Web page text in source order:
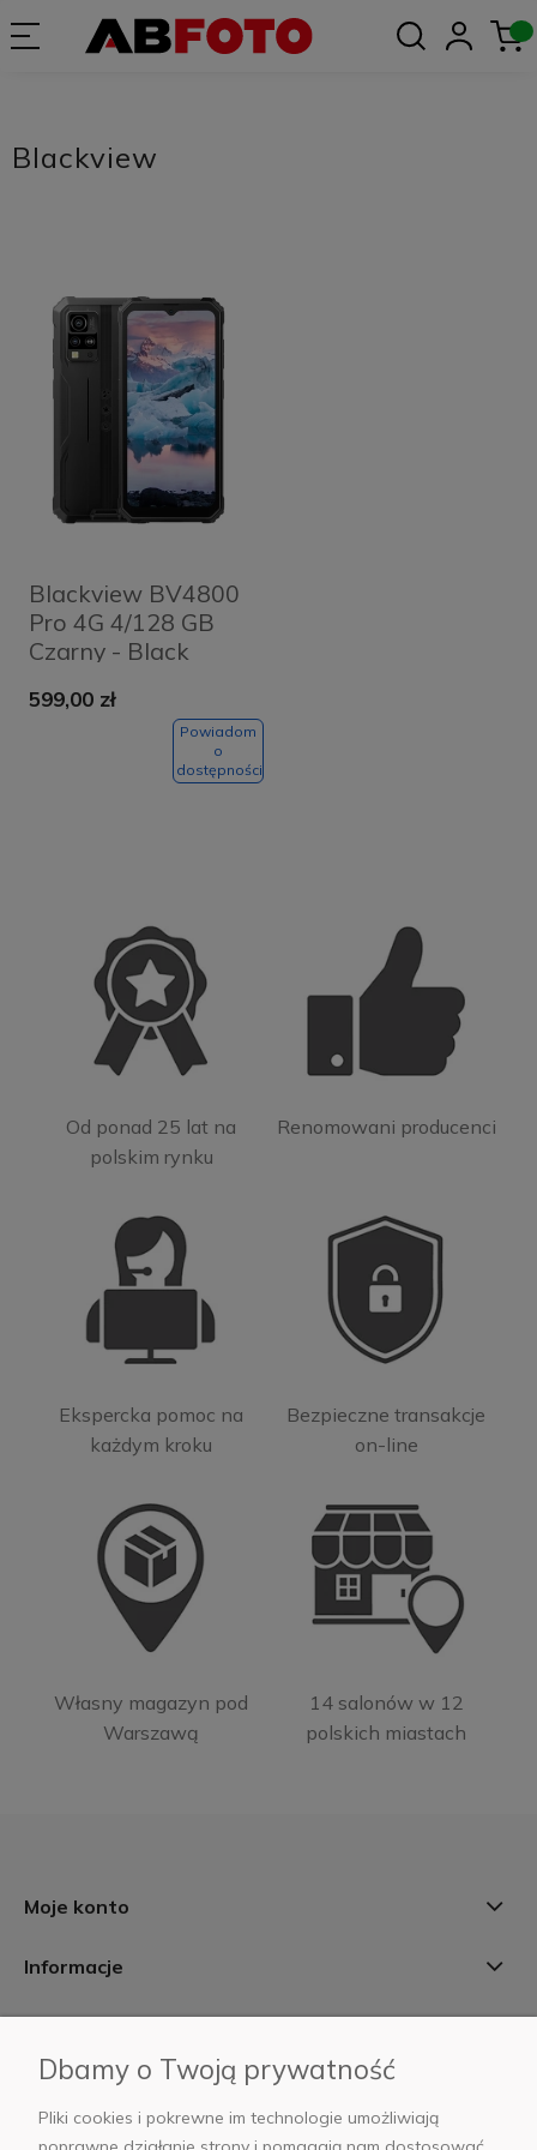
Blackview
Blackview BV4800
Pro 4G 4/128 GB
Czarny - Black
599,00 zł
Powiadom
o
dostępności
Od ponad 25 lat na
polskim rynku
Renomowani producenci
Ekspercka pomoc na
każdym kroku
Bezpieczne transakcje
on-line
Własny magazyn pod
Warszawą
14 salonów w 12
polskich miastach
Moje konto
Informacje
AB Foto
Dbamy o Twoją prywatność
Pliki cookies i pokrewne im technologie umożliwiają